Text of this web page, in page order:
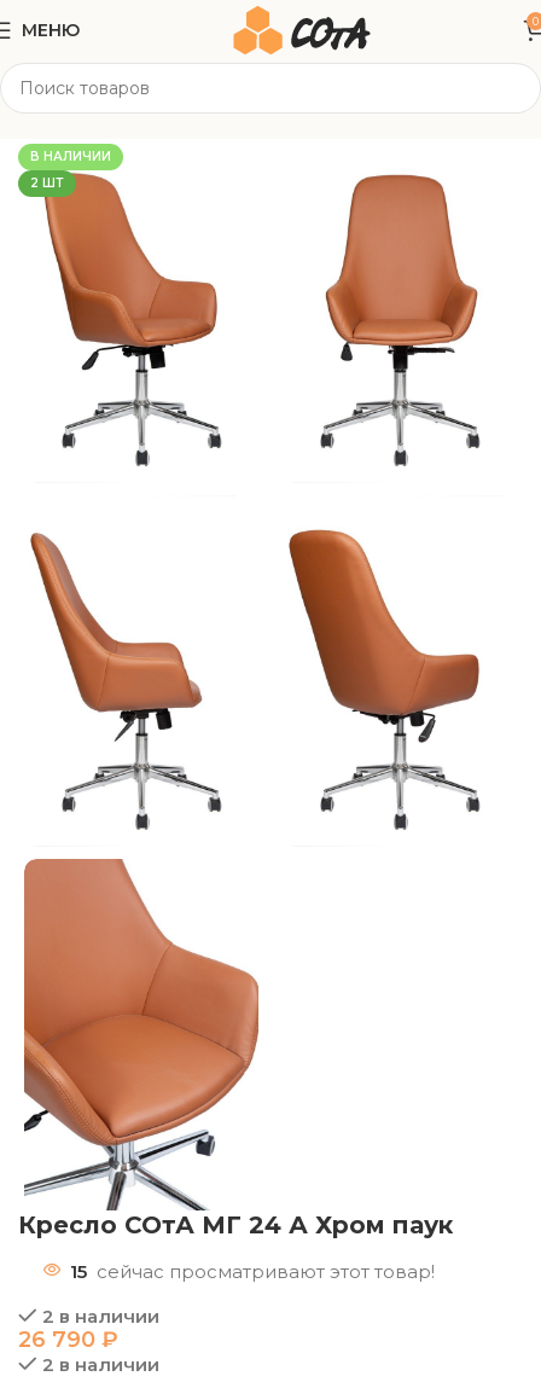
МЕНЮ 0
Офисная мебель
В НАЛИЧИИ
2 ШТ
Кресло СОтА МГ 24 А Хром паук
15 сейчас просматривают этот товар!
2 в наличии
26 790 ₽
2 в наличии